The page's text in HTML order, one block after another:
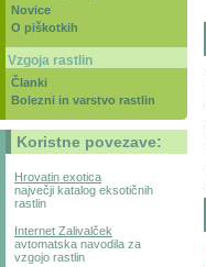
Novice
O piškotkih
Vzgoja rastlin
Članki
Bolezni in varstvo rastlin
Koristne povezave:
Hrovatin exotica
največji katalog eksotičnih
rastlin
Internet Zalivalček
avtomatska navodila za
vzgojo rastlin